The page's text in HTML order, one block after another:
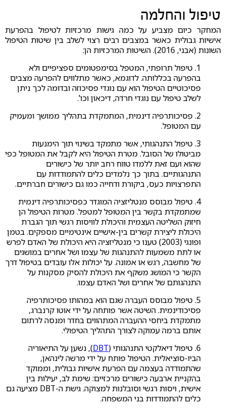
טיפול והחלמה
המחקר כיום מצביע על כמה גישות מרכזיות לטיפול בהפרעת
אישיות גבולית כאשר במצבים רבים רצוי לשלב בין שיטות הטיפול
השונות (אבני, 2016). השיטות המרכזיות הן:
1. טיפול תרופתי, המטפל בסימפטומים ספציפיים ולא
בהפרעה בכללותה. לדוגמא, כאשר מתלווים להפרעה מצבים
פסיכוטיים הטיפול הוא עם נוגדי פסיכוזה ובדומה לכך ניתן
לשלב טיפול עם נוגדי חרדה, דיכאון וכו'.
2. פסיכותרפיה דינמית, המתמקדת בתהליך ממושך ומעמיק
עם המטופל.
3. טיפול התנהגותי, אשר מתמקד בשינוי תוך הימנעות
מביטולו של הסובל. מטרת הטיפול היא לקבל את המטופל כפי
שהוא ועם זאת ללמדו טווח רחב יותר של כישורים
התנהגותיים. בתוך כך נלמדים כלים להתמודדות עם
התפרצויות כעס, ביקורת ודחייה כמו גם כישורים חברתיים.
4. טיפול מבוסס מנטליזציה המוגדר כפסיכותרפיה דינמית
שמתמקדת בקשר בין המטופל למטפל. מטרות הטיפול הן
חיזוק השליטה העצמית והיכולת לוויסות רגשי תוך הגברת
היכולת ליצירת קשרים בין-אישיים אינטימיים מספקים. בטמן
ופונגי (2003) טענו כי מנטליזציה היא היכולת של האדם לפרש
או לתת משמעות להתנהגות של עצמו ושל אחרים במושגים
של מחשבה, רגש או אמונה. על יכולות אלו עובדים בטיפול דרך
הקשר כי המושג משקף את היכולת להסיק מסקנות על
התנהגותם של אחרים ושל האדם עצמו.
5. טיפול מבוסס העברה שגם הוא במהותו פסיכותרפיה
פסיכודינמית. השיטה אשר פותחה על ידי אוטו קרנברג,
מתמקדת ביחסי ההעברה המתהווים בחדר ומנסה לרתום
אותם ברמה עמוקה לצורך התהליך הטיפולי.
6. טיפול דיאלקטי התנהגותי (
DBT), נשען על התיאוריה
הביו-סוציאלית. הטיפול פותח על ידי מרשה לינהאן,
שהתמודדה בעצמה עם הפרעת אישיות גבולית, וממוקד
בהקניית ארבעה כישורים מרכזיים: שימת לב, יעילות בין
אישית, ויסות רגשי וסובלנות למצוקה. גישת ה-DBT מציעה גם
כלים להתמודדות בני המשפחה.